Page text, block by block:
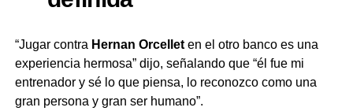
“Jugar contra Hernan Orcelleten el otro banco es una
experiencia hermosa” dijo, señalando que “él fue mi
entrenador y sé lo que piensa, lo reconozco como una
gran persona y gran ser humano”.